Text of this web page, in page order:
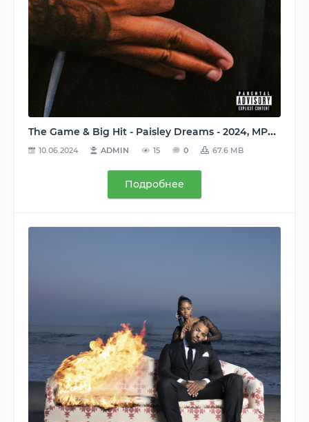
The Game & Big Hit - Paisley Dreams - 2024, MP3, 320 kbps
10.06.2024 ADMIN 15 0 67.6 MB
Подробнее